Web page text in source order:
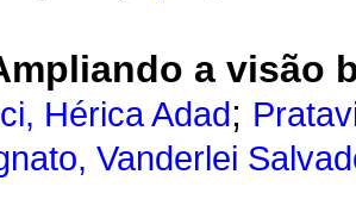
a visão
Hérica Adad ;
Vanderlei